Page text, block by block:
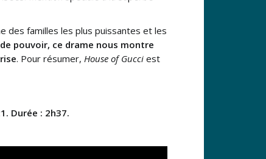
des familles les plus puissantes et les
pouvoir, ce drame nous montre
. Pour résumer, House of Gucciest
Durée : 2h37.